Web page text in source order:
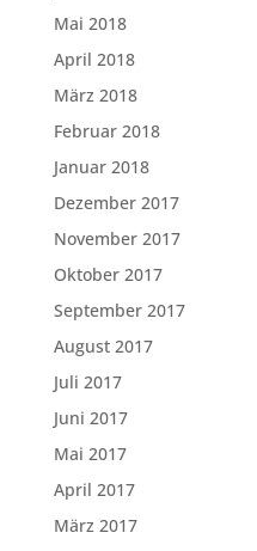
Mai 2018
April 2018
März 2018
Februar 2018
Januar 2018
Dezember 2017
November 2017
Oktober 2017
September 2017
August 2017
Juli 2017
Juni 2017
Mai 2017
April 2017
März 2017